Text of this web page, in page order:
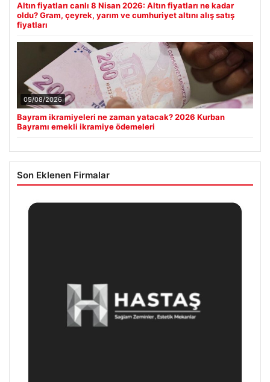
Altın fiyatları canlı 8 Nisan 2026: Altın fiyatları ne kadar
oldu? Gram, çeyrek, yarım ve cumhuriyet altını alış satış
fiyatları
05/08/2026
Bayram ikramiyeleri ne zaman yatacak? 2026 Kurban
Bayramı emekli ikramiye ödemeleri
Son Eklenen Firmalar